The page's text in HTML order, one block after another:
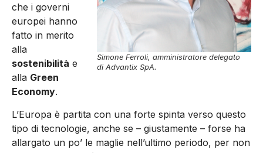
Simone Ferroli, amministratore delegato
di Advantix SpA.
che i go­verni
europei hanno
fatto in merito
alla
sostenibilità e
alla Green
Economy.
L’Europa è partita con una forte spinta verso questo
tipo di tecnologie, anche se – giustamente – forse ha
allargato un po’ le maglie nell’ultimo periodo, per non